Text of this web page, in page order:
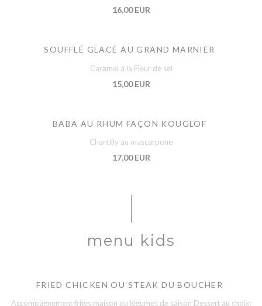
16,00 EUR
SOUFFLÉ GLACÉ AU GRAND MARNIER
Caramel à la Fleur de sel
15,00 EUR
BABA AU RHUM FAÇON KOUGLOF
Chantilly au mascarpone
17,00 EUR
menu kids
FRIED CHICKEN OU STEAK DU BOUCHER
Accompagnement frites maison ou légumes de saison Dessert au choix: